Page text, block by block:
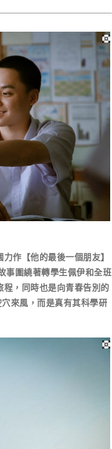
作【他的最後一個朋友】
圍繞著轉學生佩伊和全班
，同時也是向青春告別的
來風，而是真有其科學研